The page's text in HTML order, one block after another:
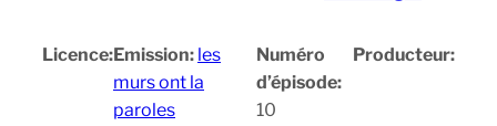
Licence:Emission: les
murs ont la
paroles
Numéro
d’épisode:
10
Producteur: